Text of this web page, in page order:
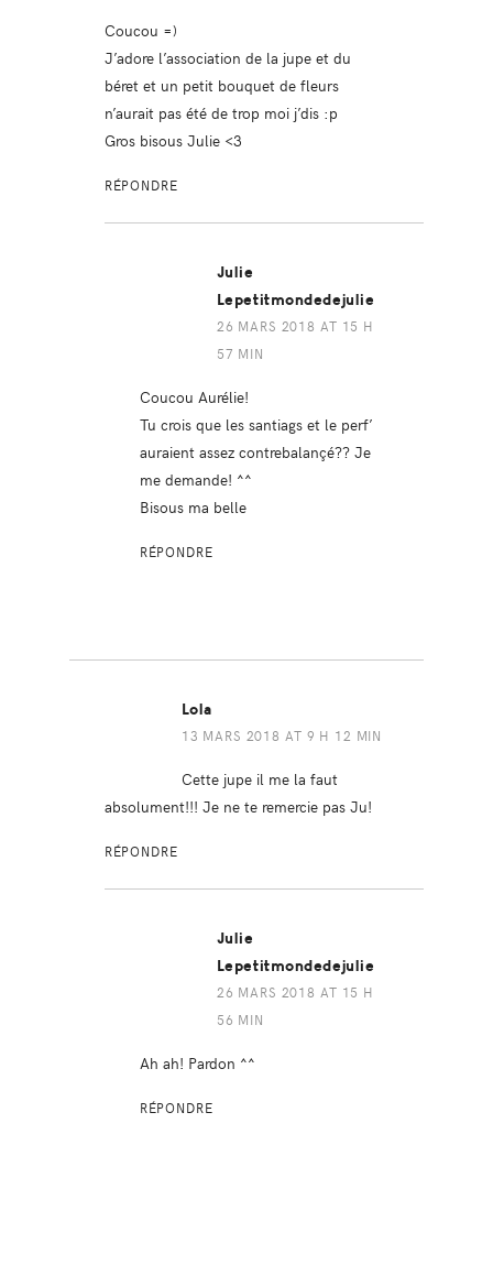
Coucou =)
J’adore l’association de la jupe et du
béret et un petit bouquet de fleurs
n’aurait pas été de trop moi j’dis :p
Gros bisous Julie <3
RÉPONDRE
Julie
Lepetitmondedejulie
26 MARS 2018 AT 15 H
57 MIN
Coucou Aurélie!
Tu crois que les santiags et le perf’
auraient assez contrebalançé?? Je
me demande! ^^
Bisous ma belle
RÉPONDRE
Lola
13 MARS 2018 AT 9 H 12 MIN
Cette jupe il me la faut
absolument!!! Je ne te remercie pas Ju!
RÉPONDRE
Julie
Lepetitmondedejulie
26 MARS 2018 AT 15 H
56 MIN
Ah ah! Pardon ^^
RÉPONDRE